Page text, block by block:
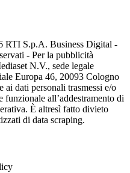
RTI S.p.A. Business Digital -
- Per la pubblicità
N.V., sede legale
Europa 46, 20093 Cologno
ai dati personali trasmessi e/o
all’addestramento di
È altresì fatto divieto
di data scraping.